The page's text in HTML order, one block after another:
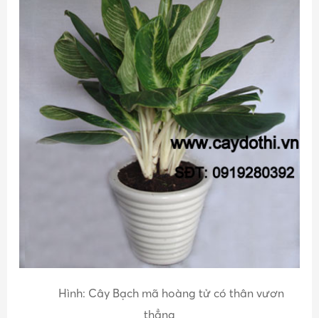
Hình: Cây Bạch mã hoàng tử có thân vươn
thẳng